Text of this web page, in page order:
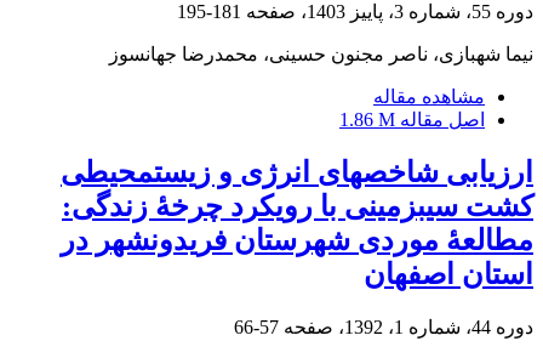
دوره 55، شماره 3، پاییز 1403، صفحه 181-195
نیما شهبازی، ناصر مجنون حسینی، محمدرضا جهانسوز
مشاهده مقاله
اصل مقاله 1.86 M
ارزیابی شاخص‏های انرژی و زیست‏محیطی
کشت سیب‏زمینی با رویکرد چرخۀ زندگی:
مطالعۀ موردی شهرستان فریدون‏شهر در
استان اصفهان
دوره 44، شماره 1، 1392، صفحه 57-66